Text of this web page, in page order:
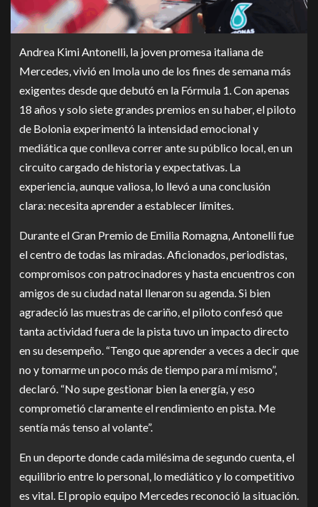
Andrea Kimi Antonelli, la joven promesa italiana de
Mercedes, vivió en Imola uno de los fines de semana más
exigentes desde que debutó en la Fórmula 1. Con apenas
18 años y solo siete grandes premios en su haber, el piloto
de Bolonia experimentó la intensidad emocional y
mediática que conlleva correr ante su público local, en un
circuito cargado de historia y expectativas. La
experiencia, aunque valiosa, lo llevó a una conclusión
clara: necesita aprender a establecer límites.
Durante el Gran Premio de Emilia Romagna, Antonelli fue
el centro de todas las miradas. Aficionados, periodistas,
compromisos con patrocinadores y hasta encuentros con
amigos de su ciudad natal llenaron su agenda. Si bien
agradeció las muestras de cariño, el piloto confesó que
tanta actividad fuera de la pista tuvo un impacto directo
en su desempeño. “Tengo que aprender a veces a decir que
no y tomarme un poco más de tiempo para mí mismo”,
declaró. “No supe gestionar bien la energía, y eso
comprometió claramente el rendimiento en pista. Me
sentía más tenso al volante”.
En un deporte donde cada milésima de segundo cuenta, el
equilibrio entre lo personal, lo mediático y lo competitivo
es vital. El propio equipo Mercedes reconoció la situación.